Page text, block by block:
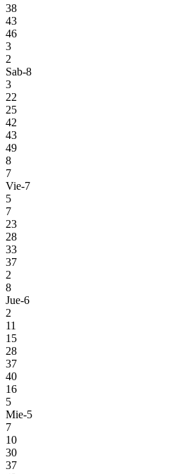
38
43
46
3
2
Sab-8
3
22
25
42
43
49
8
7
Vie-7
5
7
23
28
33
37
2
8
Jue-6
2
11
15
28
37
40
16
5
Mie-5
7
10
30
37